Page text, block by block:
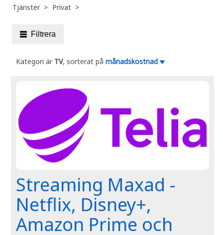
Tjänster Privat
Filtrera
Kategori är TV, sorterat på månadskostnad
Streaming Maxad -
Netflix, Disney+,
Amazon Prime och